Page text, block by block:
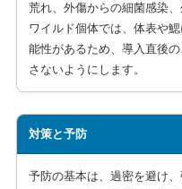
荒れ、外傷からの細菌感染
ワイルド個体では、体表や
能性があるため、導入直後
さないようにします。
対策と予防
予防の基本は、過密を避け